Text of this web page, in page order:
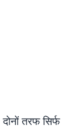
तरफ सिर्फ